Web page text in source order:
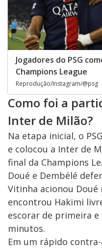
Jogadores do PSG
Champions League
Reprodução/Instagram/@psg
Como foi a
Inter de Milão?
Na etapa inicial, o
e colocou a Inter de
final da Champions
Doué e Dembélé
Vitinha acionou Doué
encontrou Hakimi
escorar de primeira
minutos.
Em um rápido